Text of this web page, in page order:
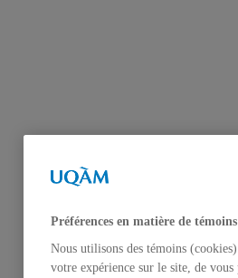
Préférences en matière de témoins
Nous utilisons des témoins
votre expérience sur le site, de vous